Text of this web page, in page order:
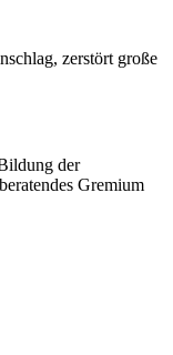
zerstört große
der
Gremium